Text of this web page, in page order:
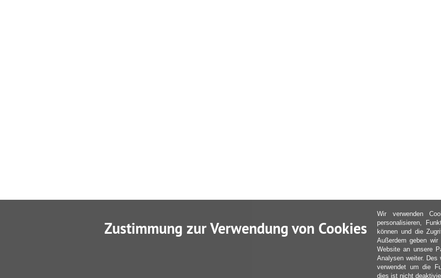
Zustimmung zur Verwendung von Cookies
Wir verwenden
personalisieren,
können und die
Außerdem geben
Website an unsere
Analysen weiter. Des
verwendet um die
dies ist nicht